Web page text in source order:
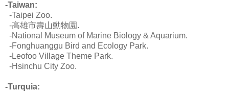
-Taiwan:
-Taipei Zoo.
-高雄市壽山動物園.
-National Museum of Marine Biology & Aquarium.
-Fonghuanggu Bird and Ecology Park.
-Leofoo Village Theme Park.
-Hsinchu City Zoo.
-Turquia: